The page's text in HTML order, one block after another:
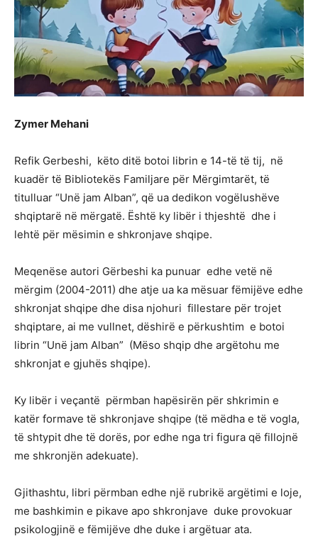
Zymer Mehani
Refik Gerbeshi, këto ditë botoi librin e 14-të të tij, në
kuadër të Bibliotekës Familjare për Mërgimtarët, të
titulluar “Unë jam Alban”, që ua dedikon vogëlushëve
shqiptarë në mërgatë. Është ky libër i thjeshtë dhe i
lehtë për mësimin e shkronjave shqipe.
Meqenëse autori Gërbeshi ka punuar edhe vetë në
mërgim (2004-2011) dhe atje ua ka mësuar fëmijëve edhe
shkronjat shqipe dhe disa njohuri fillestare për trojet
shqiptare, ai me vullnet, dëshirë e përkushtim e botoi
librin “Unë jam Alban” (Mëso shqip dhe argëtohu me
shkronjat e gjuhës shqipe).
Ky libër i veçantë përmban hapësirën për shkrimin e
katër formave të shkronjave shqipe (të mëdha e të vogla,
të shtypit dhe të dorës, por edhe nga tri figura që fillojnë
me shkronjën adekuate).
Gjithashtu, libri përmban edhe një rubrikë argëtimi e loje,
me bashkimin e pikave apo shkronjave duke provokuar
psikologjinë e fëmijëve dhe duke i argëtuar ata.